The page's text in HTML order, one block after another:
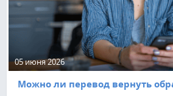
05 июня 2026
Можно ли перевод вернуть